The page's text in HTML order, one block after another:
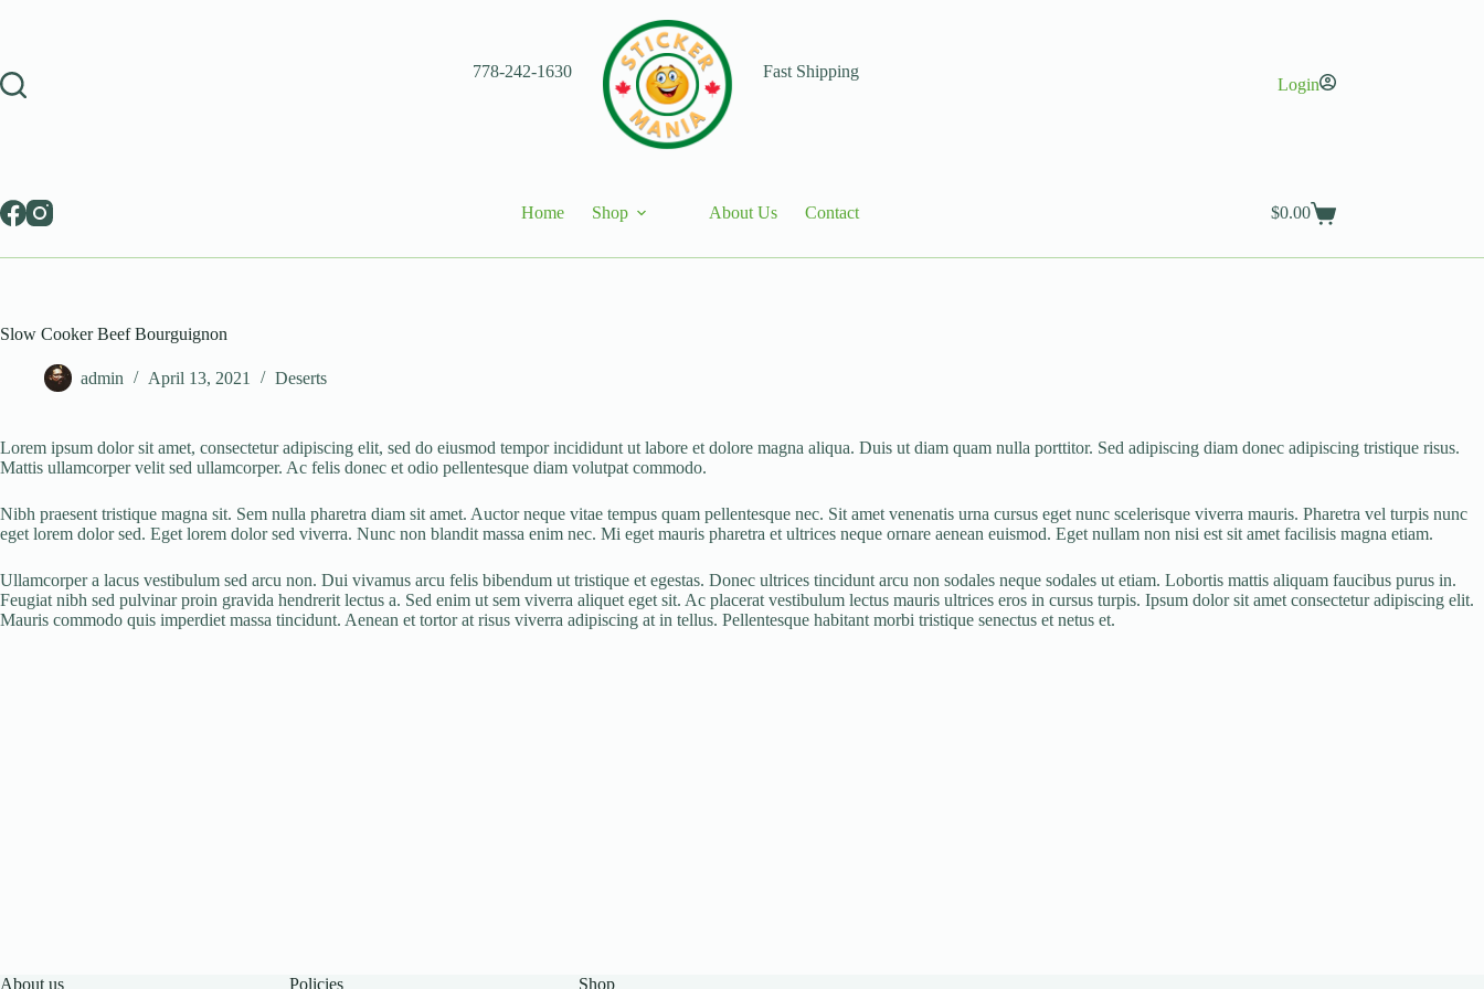
778-242-1630
Fast Shipping
Login
Home Shop About Us Contact
Shopping
$0.00
Slow Cooker Beef Bourguignon
admin April 13, 2021 Deserts
Lorem ipsum dolor sit amet, consectetur adipiscing elit, sed do eiusmod tempor incididunt ut labore et dolore magna aliqua. Duis ut diam quam nulla porttitor. Sed adipiscing diam donec adipiscing tristique risus.
Mattis ullamcorper velit sed ullamcorper. Ac felis donec et odio pellentesque diam volutpat commodo.
Nibh praesent tristique magna sit. Sem nulla pharetra diam sit amet. Auctor neque vitae tempus quam pellentesque nec. Sit amet venenatis urna cursus eget nunc scelerisque viverra mauris. Pharetra vel turpis nunc
eget lorem dolor sed. Eget lorem dolor sed viverra. Nunc non blandit massa enim nec. Mi eget mauris pharetra et ultrices neque ornare aenean euismod. Eget nullam non nisi est sit amet facilisis magna etiam.
Ullamcorper a lacus vestibulum sed arcu non. Dui vivamus arcu felis bibendum ut tristique et egestas. Donec ultrices tincidunt arcu non sodales neque sodales ut etiam. Lobortis mattis aliquam faucibus purus in.
Feugiat nibh sed pulvinar proin gravida hendrerit lectus a. Sed enim ut sem viverra aliquet eget sit. Ac placerat vestibulum lectus mauris ultrices eros in cursus turpis. Ipsum dolor sit amet consectetur adipiscing elit.
Mauris commodo quis imperdiet massa tincidunt. Aenean et tortor at risus viverra adipiscing at in tellus. Pellentesque habitant morbi tristique senectus et netus et.
About us Policies Shop